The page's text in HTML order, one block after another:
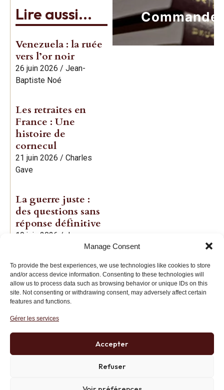
Manage Consent
To provide the best experiences, we use technologies like cookies to store
and/or access device information. Consenting to these technologies will
allow us to process data such as browsing behavior or unique IDs on this
site. Not consenting or withdrawing consent, may adversely affect certain
features and functions.
Gérer les services
Accepter
Refuser
Lire aussi...
Venezuela : la ruée
vers l’or noir
26 juin 2026 / Jean-
Baptiste Noé
Les retraites en
France : Une
histoire de
cornecul
21 juin 2026 / Charles
Gave
La guerre juste :
des questions sans
réponse définitive
19 juin 2026 / Jean-
Institut des Libertés
+33 (0)1 71 20 45 39